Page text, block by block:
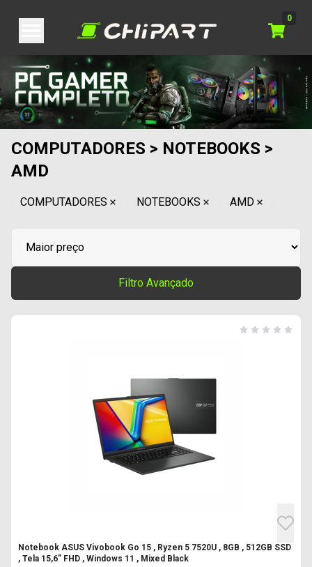
0
COMPUTADORES > NOTEBOOKS >
AMD
COMPUTADORES NOTEBOOKS AMD
Filtro Avançado
Notebook ASUS Vivobook Go 15 , Ryzen 5 7520U , 8GB , 512GB SSD
, Tela 15,6” FHD , Windows 11 , Mixed Black